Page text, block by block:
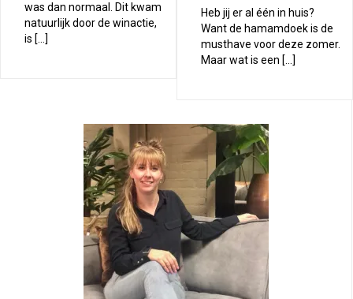
was dan normaal. Dit kwam
natuurlijk door de winactie,
is […]
Heb jij er al één in huis?
Want de hamamdoek is de
musthave voor deze zomer.
Maar wat is een […]